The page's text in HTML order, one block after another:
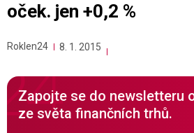
oček. jen +0,2 %
Roklen24 8. 1. 2015
Zapojte se do newsletteru
ze světa finančních trhů.